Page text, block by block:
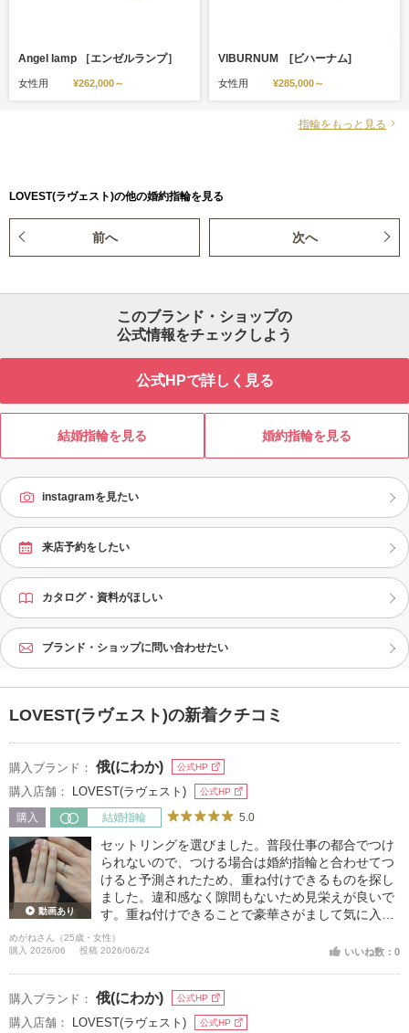
Angel lamp ［エンゼルランプ］
女性用 ¥262,000～
VIBURNUM [ビハーナム]
女性用 ¥285,000～
指輪をもっと見る
LOVEST(ラヴェスト)の他の婚約指輪を見る
前へ 次へ
このブランド・ショップの
公式情報をチェックしよう
公式HPで詳しく見る
結婚指輪を見る 婚約指輪を見る
instagramを見たい
来店予約をしたい
カタログ・資料がほしい
ブランド・ショップに問い合わせたい
LOVEST(ラヴェスト)の新着クチコミ
購入ブランド： 俄(にわか) 公式HP
購入店舗： LOVEST(ラヴェスト) 公式HP
購入 結婚指輪 5.0
動画あり
セットリングを選びました。普段仕事の都合でつけ
られないので、つける場合は婚約指輪と合わせてつ
けると予測されたため、重ね付けできるものを探し
ました。違和感なく隙間もないため見栄えが良いで
す。重ね付けできることで豪華さがまして気に入っ
ています
めがねさん（25歳・女性）
購入 2026/06
投稿 2026/06/24 いいね数：0
購入ブランド： 俄(にわか) 公式HP
購入店舗： LOVEST(ラヴェスト) 公式HP